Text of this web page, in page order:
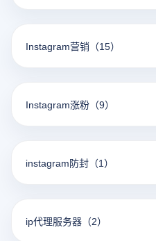
Instagram营销 （15）
Instagram涨粉 （9）
instagram防封 （1）
ip代理服务器 （2）